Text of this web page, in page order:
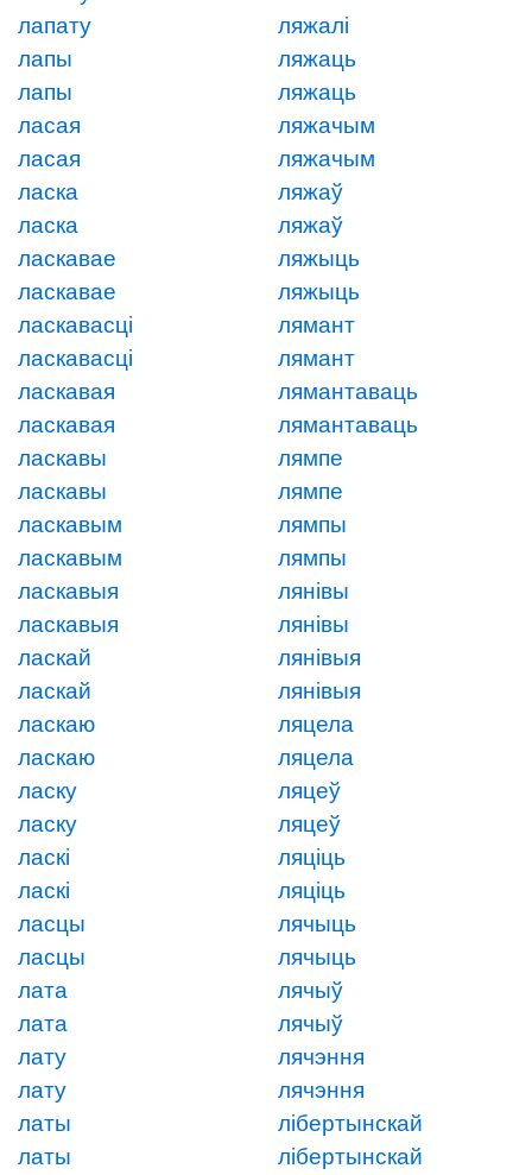
лапату
лапы
лапы
ласая
ласая
ласка
ласка
ласкавае
ласкавае
ласкавасці
ласкавасці
ласкавая
ласкавая
ласкавы
ласкавы
ласкавым
ласкавым
ласкавыя
ласкавыя
ласкай
ласкай
ласкаю
ласкаю
ласку
ласку
ласкі
ласкі
ласцы
ласцы
лата
лата
лату
лату
латы
латы
ляжалі
ляжаць
ляжаць
ляжачым
ляжачым
ляжаў
ляжаў
ляжыць
ляжыць
лямант
лямант
лямантаваць
лямантаваць
лямпе
лямпе
лямпы
лямпы
лянівы
лянівы
лянівыя
лянівыя
ляцела
ляцела
ляцеў
ляцеў
ляціць
ляціць
лячыць
лячыць
лячыў
лячыў
лячэння
лячэння
лібертынскай
лібертынскай